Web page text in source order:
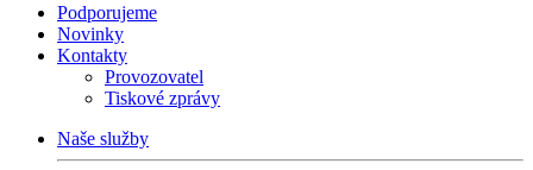
Podporujeme
Novinky
Kontakty
Provozovatel
Tiskové zprávy
Naše služby